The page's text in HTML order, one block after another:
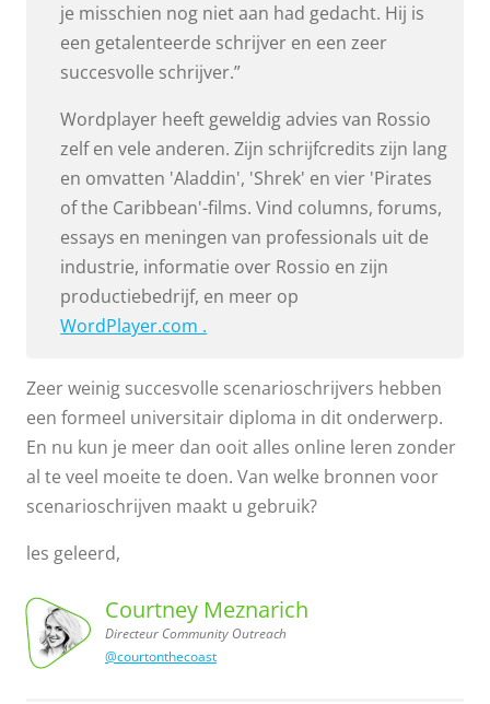
je misschien nog niet aan had gedacht. Hij is
een getalenteerde schrijver en een zeer
succesvolle schrijver.”
Wordplayer heeft geweldig advies van Rossio
zelf en vele anderen. Zijn schrijfcredits zijn lang
en omvatten 'Aladdin', 'Shrek' en vier 'Pirates
of the Caribbean'-films. Vind columns, forums,
essays en meningen van professionals uit de
industrie, informatie over Rossio en zijn
productiebedrijf, en meer op
WordPlayer.com .
Zeer weinig succesvolle scenarioschrijvers hebben
een formeel universitair diploma in dit onderwerp.
En nu kun je meer dan ooit alles online leren zonder
al te veel moeite te doen. Van welke bronnen voor
scenarioschrijven maakt u gebruik?
les geleerd,
Courtney
Meznarich,
Directeur
Community
Outreach
Courtney Meznarich
Directeur Community Outreach
@courtonthecoast